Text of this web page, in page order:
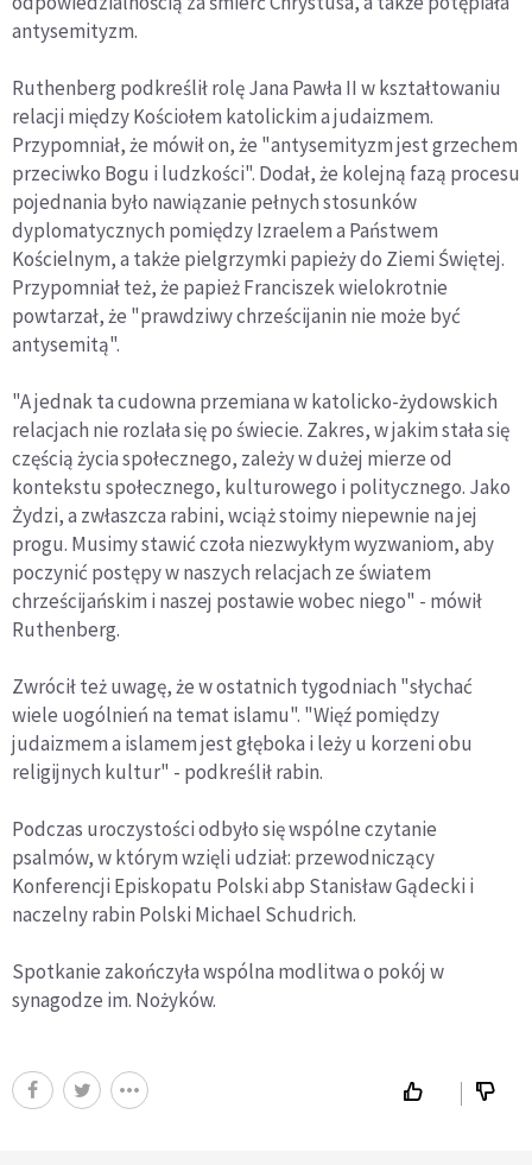
antysemityzm.
Ruthenberg podkreślił rolę Jana Pawła II w kształtowaniu
relacji między Kościołem katolickim a judaizmem.
Przypomniał, że mówił on, że "antysemityzm jest grzechem
przeciwko Bogu i ludzkości". Dodał, że kolejną fazą procesu
pojednania było nawiązanie pełnych stosunków
dyplomatycznych pomiędzy Izraelem a Państwem
Kościelnym, a także pielgrzymki papieży do Ziemi Świętej.
Przypomniał też, że papież Franciszek wielokrotnie
powtarzał, że "prawdziwy chrześcijanin nie może być
antysemitą".
"A jednak ta cudowna przemiana w katolicko-żydowskich
relacjach nie rozlała się po świecie. Zakres, w jakim stała się
częścią życia społecznego, zależy w dużej mierze od
kontekstu społecznego, kulturowego i politycznego. Jako
Żydzi, a zwłaszcza rabini, wciąż stoimy niepewnie na jej
progu. Musimy stawić czoła niezwykłym wyzwaniom, aby
poczynić postępy w naszych relacjach ze światem
chrześcijańskim i naszej postawie wobec niego" - mówił
Ruthenberg.
Zwrócił też uwagę, że w ostatnich tygodniach "słychać
wiele uogólnień na temat islamu". "Więź pomiędzy
judaizmem a islamem jest głęboka i leży u korzeni obu
religijnych kultur" - podkreślił rabin.
Podczas uroczystości odbyło się wspólne czytanie
psalmów, w którym wzięli udział: przewodniczący
Konferencji Episkopatu Polski abp Stanisław Gądecki i
naczelny rabin Polski Michael Schudrich.
Spotkanie zakończyła wspólna modlitwa o pokój w
synagodze im. Nożyków.